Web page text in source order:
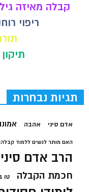
קבלה מאיזה גיל
ריפוי
תגיות נבחרות
אדם סיני אהבה
האם מותר לנשים ללמוד קבלה
הרב אדם סיני
חכמת הקבלה טו